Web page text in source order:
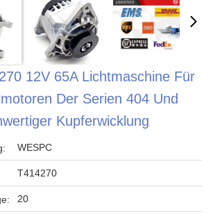
12V 65A Lichtmaschine Für
Der Serien 404 Und
Kupferwicklung
WESPC
T414270
20